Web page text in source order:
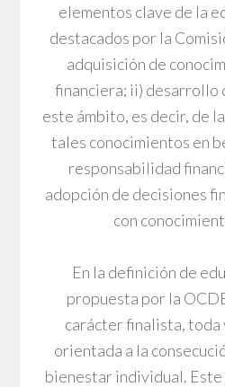
elementos clave de la
destacados por la
adquisición de
financiera; ii) desarrollo
este ámbito, es decir, de
tales conocimientos en
responsabilidad
adopción de decisiones
con
En la definición de
propuesta por la
carácter finalista, toda
orientada a la
bienestar individual.